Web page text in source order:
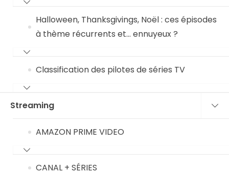
Halloween, Thanksgivings, Noël : ces épisodes
à thème récurrents et… ennuyeux ?
Classification des pilotes de séries TV
Streaming
AMAZON PRIME VIDEO
CANAL + SÉRIES